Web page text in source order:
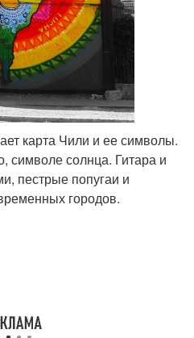
карта Чили и ее символы.
символе солнца. Гитара и
пестрые попугаи и
городов.